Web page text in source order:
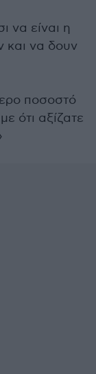
να είναι η
και να δουν
ποσοστό
ότι αξίζατε